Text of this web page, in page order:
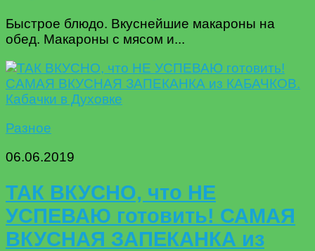
Быстрое блюдо. Вкуснейшие макароны на
обед. Макароны с мясом и...
Разное
06.06.2019
ТАК ВКУСНО, что НЕ
УСПЕВАЮ готовить! САМАЯ
ВКУСНАЯ ЗАПЕКАНКА из